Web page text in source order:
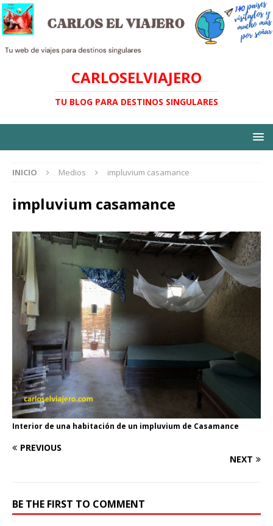
CARLOSELVIAJERO
TU BLOG PARA DESTINOS SINGULARES
INICIO Medios impluvium casamance
impluvium casamance
Interior de una habitación de un impluvium de Casamance
PREVIOUS
NEXT
BE THE FIRST TO COMMENT